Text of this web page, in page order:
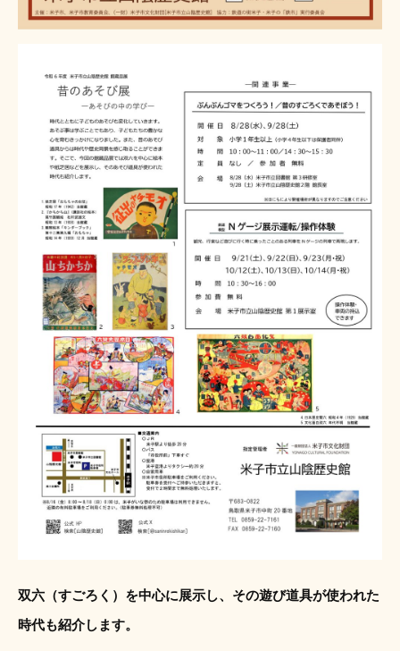
双六（すごろく）を中心に展示し、その遊び道具が使われた
時代も紹介します。